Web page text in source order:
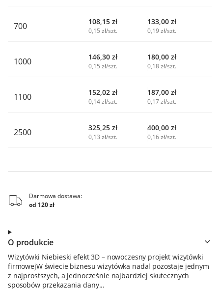
700 108,15 zł
0,15 zł/szt.
133,00 zł
0,19 zł/szt.
1000 146,30 zł
0,15 zł/szt.
180,00 zł
0,18 zł/szt.
1100 152,02 zł
0,14 zł/szt.
187,00 zł
0,17 zł/szt.
2500 325,25 zł
0,13 zł/szt.
400,00 zł
0,16 zł/szt.
Darmowa dostawa:
od 120 zł
O produkcie
Wizytówki Niebieski efekt 3D – nowoczesny projekt wizytówki
firmowejW świecie biznesu wizytówka nadal pozostaje jednym
z najprostszych, a jednocześnie najbardziej skutecznych
sposobów przekazania dany...